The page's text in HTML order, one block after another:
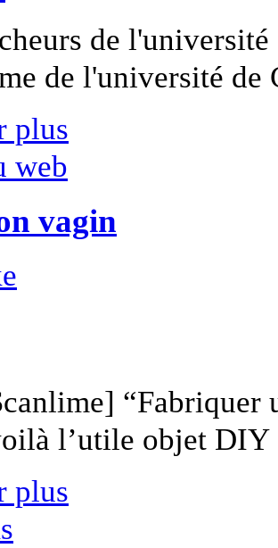
de
de l'université
plus
web
vagin
“Fabriquer
l’utile objet
plus